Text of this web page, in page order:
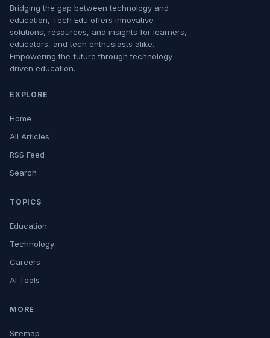
Bridging the gap between technology and
education, Tech Edu offers innovative
solutions, resources, and insights for learners,
educators, and tech enthusiasts alike.
Empowering the future through technology-
driven education.
EXPLORE
Home
All Articles
RSS Feed
Search
TOPICS
Education
Technology
Careers
AI Tools
MORE
Sitemap